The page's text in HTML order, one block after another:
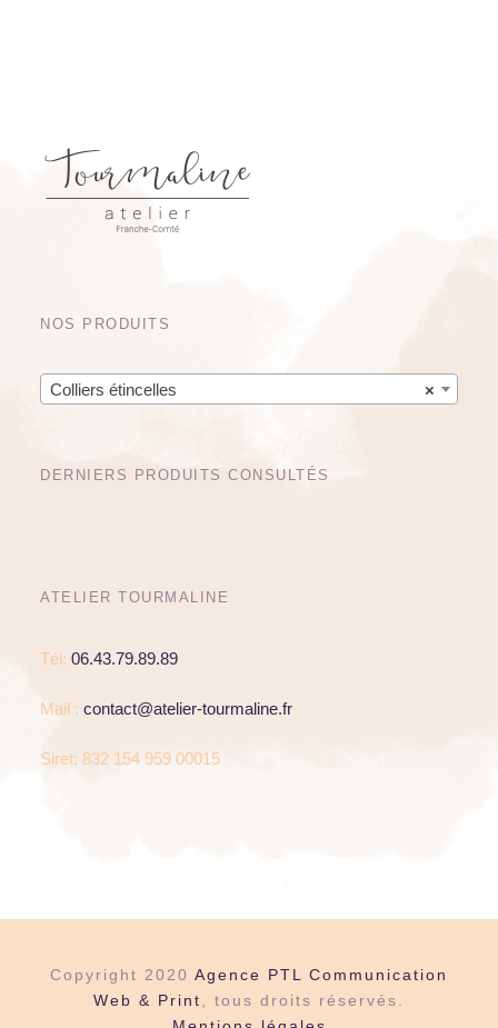
NOS PRODUITS
×
Colliers étincelles
DERNIERS PRODUITS CONSULTÉS
ATELIER TOURMALINE
Tél: 06.43.79.89.89
Mail : contact@atelier-tourmaline.fr
Siret: 832 154 959 00015
Copyright 2020 Agence PTL Communication
Web & Print
, tous droits réservés.